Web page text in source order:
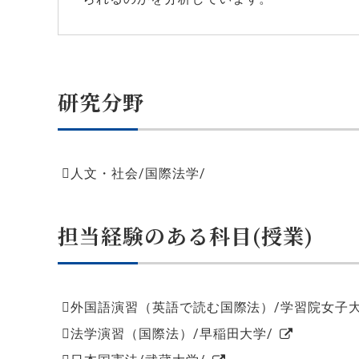
研究分野
人文・社会/国際法学/
担当経験のある科目(授業)
外国語演習（英語で読む国際法）/学習院女子
法学演習（国際法）/早稲田大学/